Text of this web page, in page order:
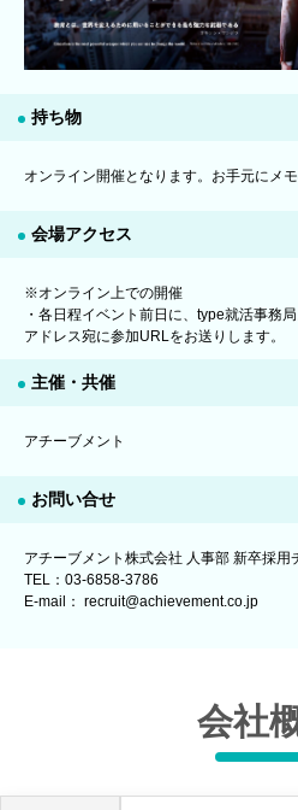
持ち物
オンライン開催となります。お手元にメ
会場アクセス
※オンライン上での開催
・各日程イベント前日に、type就活事務
アドレス宛に参加URLをお送りします。
主催・共催
アチーブメント
お問い合せ
アチーブメント株式会社 人事部 新卒採用
TEL：03-6858-3786
E-mail： recruit@achievement.co.jp
会社